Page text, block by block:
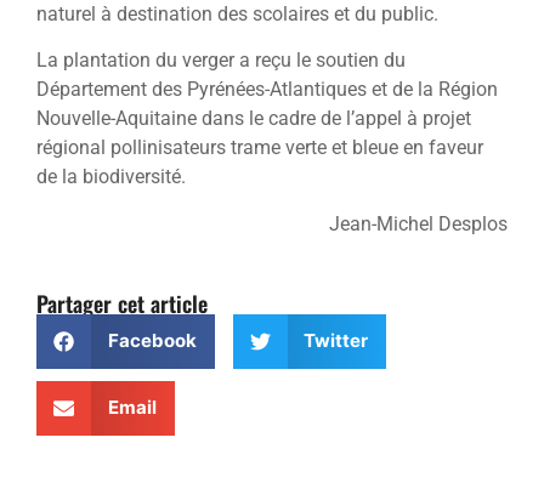
naturel à destination des scolaires et du public.
La plantation du verger a reçu le soutien du
Département des Pyrénées-Atlantiques et de la Région
Nouvelle-Aquitaine dans le cadre de l’appel à projet
régional pollinisateurs trame verte et bleue en faveur
de la biodiversité.
Jean-Michel Desplos
Partager cet article
Facebook Twitter
Email